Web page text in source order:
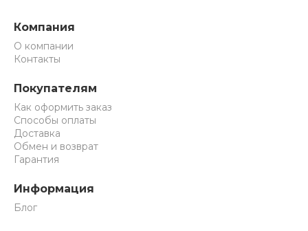
Компания
О компании
Контакты
Покупателям
Как оформить заказ
Способы оплаты
Доставка
Обмен и возврат
Гарантия
Информация
Блог